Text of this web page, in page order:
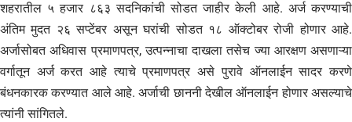
शहरातील ५ हजार ८६३ सदनिकांची सोडत जाहीर केली आहे. अर्ज करण्याची
अंतिम मुदत २६ सप्टेंबर असून घरांची सोडत १८ ऑक्टोबर रोजी होणार आहे.
अर्जासोबत अधिवास प्रमाणपत्र, उत्पन्नाचा दाखला तसेच ज्या आरक्षण असणाऱ्या
वर्गातून अर्ज करत आहे त्याचे प्रमाणपत्र असे पुरावे ऑनलाईन सादर करणे
बंधनकारक करण्यात आले आहे. अर्जाची छाननी देखील ऑनलाईन होणार असल्याचे
त्यांनी सांगितले.